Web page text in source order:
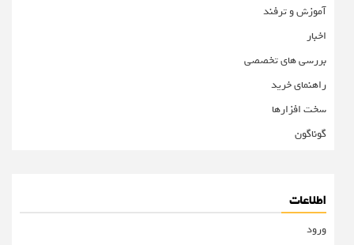
آموزش و ترفند
اخبار
بررسی های تخصصی
راهنمای خرید
سخت افزارها
گوناگون
اطلاعات
ورود